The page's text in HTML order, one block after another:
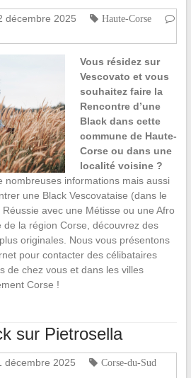
décembre 2025
Haute-Corse
Vous résidez sur
Vescovato et vous
souhaitez faire la
Rencontre d’une
Black dans cette
commune de Haute-
Corse ou dans une
localité voisine ?
nombreuses informations mais aussi
une Black Vescovataise (dans le
avec une Métisse ou une Afro
de la région Corse, découvrez des
originales. Nous vous présentons
pour contacter des célibataires
de chez vous et dans les villes
Corse !
sur Pietrosella
décembre 2025
Corse-du-Sud